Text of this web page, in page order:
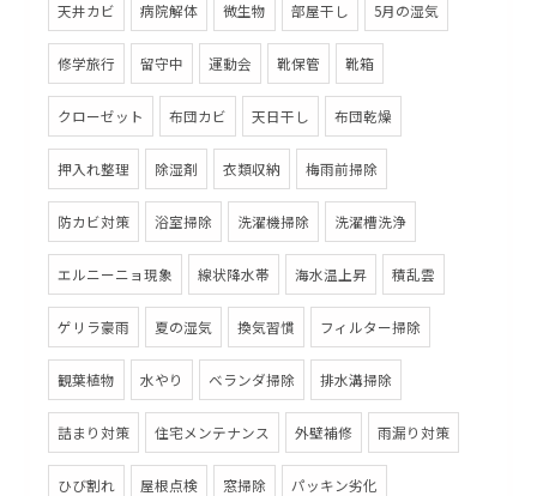
天井カビ 病院解体 微生物 部屋干し 5月の湿気
修学旅行 留守中 運動会 靴保管 靴箱
クローゼット 布団カビ 天日干し 布団乾燥
押入れ整理 除湿剤 衣類収納 梅雨前掃除
防カビ対策 浴室掃除 洗濯機掃除 洗濯槽洗浄
エルニーニョ現象 線状降水帯 海水温上昇 積乱雲
ゲリラ豪雨 夏の湿気 換気習慣 フィルター掃除
観葉植物 水やり ベランダ掃除 排水溝掃除
詰まり対策 住宅メンテナンス 外壁補修 雨漏り対策
ひび割れ 屋根点検 窓掃除 パッキン劣化